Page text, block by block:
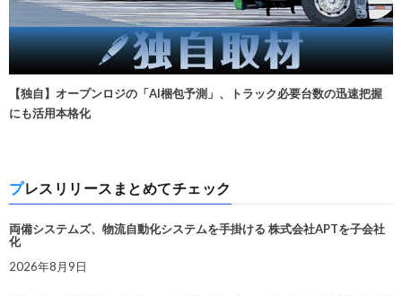
【独自】オープンロジの「AI梱包予測」、トラック必要台数の迅速把握
にも活用本格化
プレスリリースまとめてチェック
両備システムズ、物流自動化システムを手掛ける 株式会社APTを子会社
化
2026年8月9日